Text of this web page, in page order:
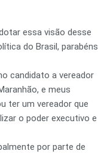
essa visão desse
do Brasil, parabéns
candidato a vereador
e meus
ter um vereador que
o poder executivo e
por parte de